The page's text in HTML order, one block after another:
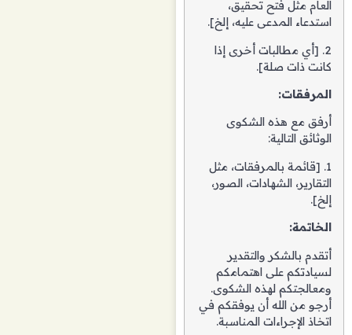
العام مثل فتح تحقيق،
استدعاء المدعى عليه، إلخ].
2. [أي مطالبات أخرى إذا
كانت ذات صلة].
المرفقات:
أرفق مع هذه الشكوى
الوثائق التالية:
1. [قائمة بالمرفقات، مثل
التقارير، الشهادات، الصور،
إلخ].
الخاتمة:
أتقدم بالشكر والتقدير
لسيادتكم على اهتمامكم
ومعالجتكم لهذه الشكوى.
أرجو من الله أن يوفقكم في
اتخاذ الإجراءات المناسبة.